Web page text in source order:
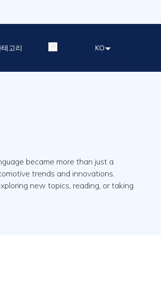
테고리 KO
became more than just a
trends and innovations.
new topics, reading, or taking